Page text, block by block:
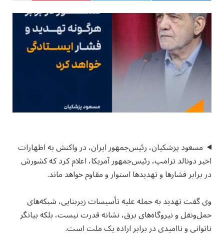
مسعود پزشکیان، رئیس‌جمهور ایران، در واکنش به اظهارات
اخیر دونالد ترامپ، رئیس‌جمهور آمریکا، اعلام کرد که کشورش
در برابر فشارها و تهدیدها استوار و مقاوم خواهد ماند.
وی گفت تهدید به حمله علیه تأسیسات زیربنایی، شبکه‌های
حمل‌ونقل و نیروگاه‌های برق، نشانه قدرت نیست، بلکه بیانگر
ناتوانی و ناامیدی در برابر اراده یک ملت است.